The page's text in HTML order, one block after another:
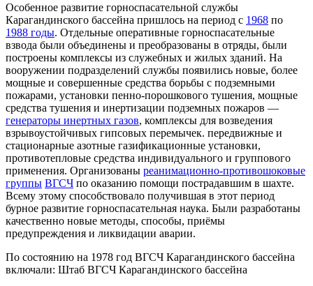
Особенное развитие горноспасательной службы
Карагандинского бассейна пришлось на период с 1968 по
1988 годы. Отдельные оперативные горноспасательные
взвода были объединены и преобразованы в отряды, были
построены комплексы из служебных и жилых зданий. На
вооружении подразделений службы появились новые, более
мощные и совершенные средства борьбы с подземными
пожарами, установки пенно-порошкового тушения, мощные
средства тушения и инертизации подземных пожаров —
генераторы инертных газов, комплексы для возведения
взрывоустойчивых гипсовых перемычек. передвижные и
стационарные азотные газификационные установки,
противотепловые средства индивидуального и группового
применения. Организованы реанимационно-противошоковые
группы ВГСЧ по оказанию помощи пострадавшим в шахте.
Всему этому способствовало получившая в этот период
бурное развитие горноспасательная наука. Были разработаны
качественно новые методы, способы, приёмы
предупреждения и ликвидации аварии.
По состоянию на 1978 год ВГСЧ Карагандинского бассейна
включали: Штаб ВГСЧ Карагандинского бассейна